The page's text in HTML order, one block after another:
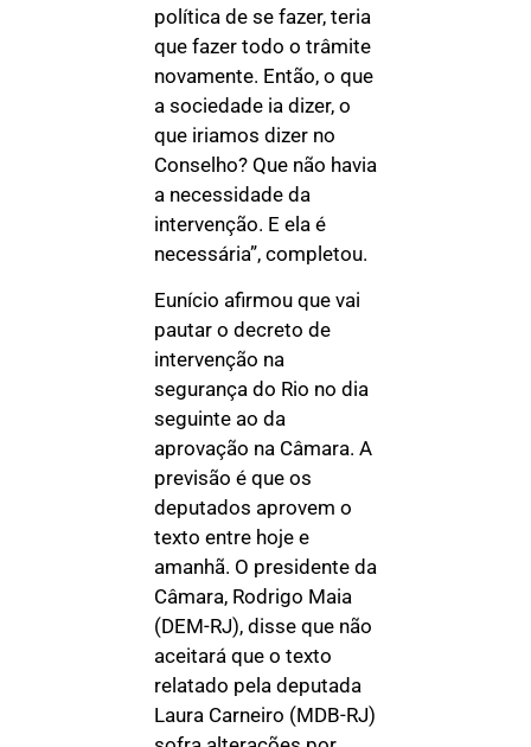
política de se fazer, teria
que fazer todo o trâmite
novamente. Então, o que
a sociedade ia dizer, o
que iriamos dizer no
Conselho? Que não havia
a necessidade da
intervenção. E ela é
necessária”, completou.
Eunício afirmou que vai
pautar o decreto de
intervenção na
segurança do Rio no dia
seguinte ao da
aprovação na Câmara. A
previsão é que os
deputados aprovem o
texto entre hoje e
amanhã. O presidente da
Câmara, Rodrigo Maia
(DEM-RJ), disse que não
aceitará que o texto
relatado pela deputada
Laura Carneiro (MDB-RJ)